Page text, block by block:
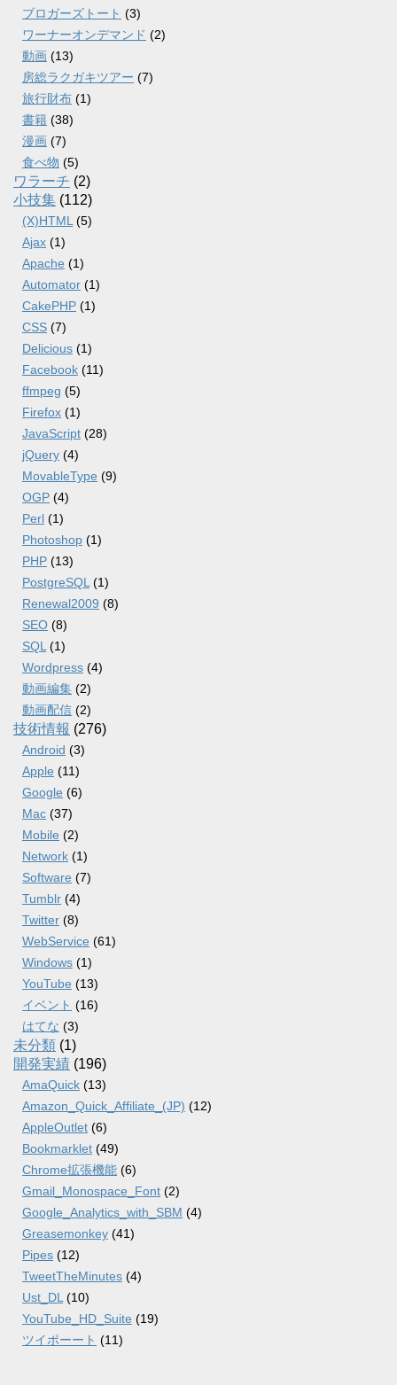
ブロガーズトート (3)
ワーナーオンデマンド (2)
動画 (13)
房総ラクガキツアー (7)
旅行財布 (1)
書籍 (38)
漫画 (7)
食べ物 (5)
ワラーチ (2)
小技集 (112)
(X)HTML (5)
Ajax (1)
Apache (1)
Automator (1)
CakePHP (1)
CSS (7)
Delicious (1)
Facebook (11)
ffmpeg (5)
Firefox (1)
JavaScript (28)
jQuery (4)
MovableType (9)
OGP (4)
Perl (1)
Photoshop (1)
PHP (13)
PostgreSQL (1)
Renewal2009 (8)
SEO (8)
SQL (1)
Wordpress (4)
動画編集 (2)
動画配信 (2)
技術情報 (276)
Android (3)
Apple (11)
Google (6)
Mac (37)
Mobile (2)
Network (1)
Software (7)
Tumblr (4)
Twitter (8)
WebService (61)
Windows (1)
YouTube (13)
イベント (16)
はてな (3)
未分類 (1)
開発実績 (196)
AmaQuick (13)
Amazon_Quick_Affiliate_(JP) (12)
AppleOutlet (6)
Bookmarklet (49)
Chrome拡張機能 (6)
Gmail_Monospace_Font (2)
Google_Analytics_with_SBM (4)
Greasemonkey (41)
Pipes (12)
TweetTheMinutes (4)
Ust_DL (10)
YouTube_HD_Suite (19)
ツイポーート (11)